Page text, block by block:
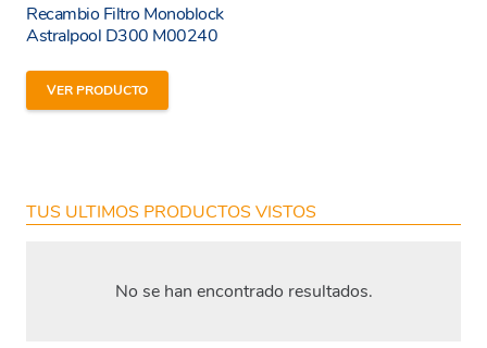
Recambio Filtro Monoblock
Astralpool D300 M00240
VER PRODUCTO
TUS ULTIMOS PRODUCTOS VISTOS
No se han encontrado resultados.